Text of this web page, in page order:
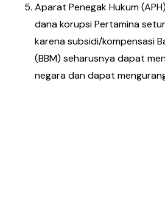
Aparat Penegak Hukum
dana korupsi Pertamina
karena subsidi/kompensasi
(BBM) seharusnya dapat
negara dan dapat